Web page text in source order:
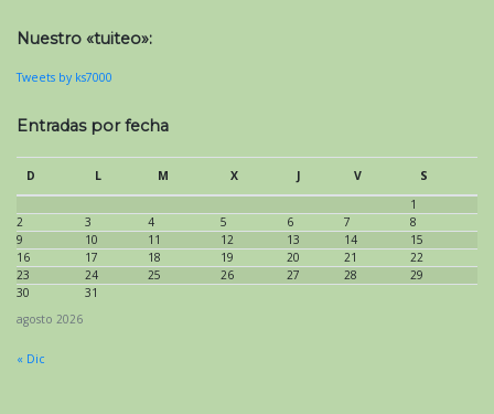
Nuestro «tuiteo»:
Tweets by ks7000
Entradas por fecha
agosto 2026
D L M X J V
S
1
2
3 4 5 6 7
8
9
10 11 12 13 14
15
16
17 18 19 20 21
22
23
24 25 26 27 28
29
30
31
« Dic